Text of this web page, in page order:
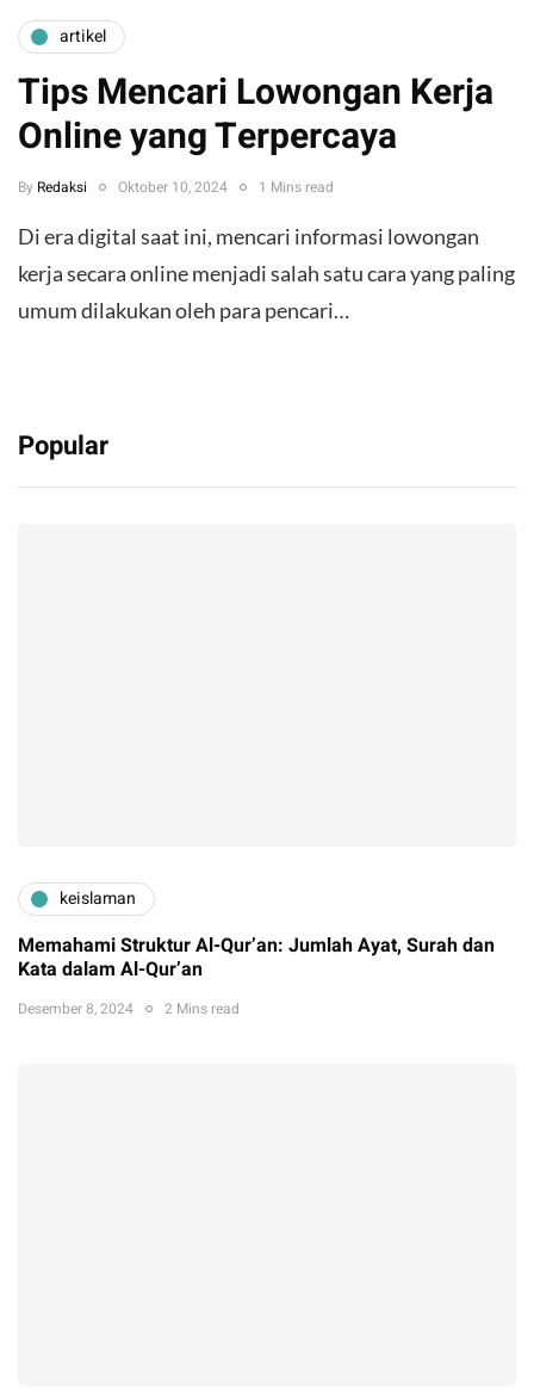
artikel
Tips Mencari Lowongan Kerja
Online yang Terpercaya
By Redaksi Oktober 10, 2024 1 Mins read
Di era digital saat ini, mencari informasi lowongan
kerja secara online menjadi salah satu cara yang paling
umum dilakukan oleh para pencari…
Popular
keislaman
Memahami Struktur Al-Qur’an: Jumlah Ayat, Surah dan
Kata dalam Al-Qur’an
Desember 8, 2024 2 Mins read